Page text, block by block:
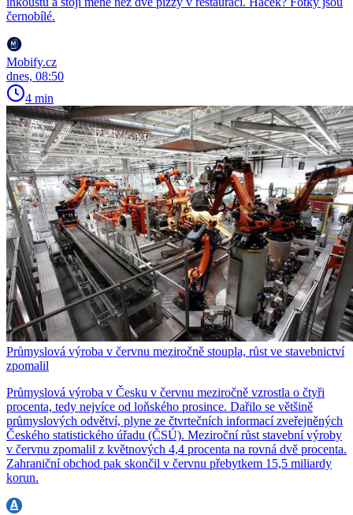
černobílé.
Mobify.cz
dnes, 08:50
4 min
Průmyslová výroba v červnu meziročně stoupla, růst ve stavebnictví
zpomalil
Průmyslová výroba v Česku v červnu meziročně vzrostla o čtyři
procenta, tedy nejvíce od loňského prosince. Dařilo se většině
průmyslových odvětví, plyne ze čtvrtečních informací zveřejněných
Českého statistického úřadu (ČSÚ). Meziroční růst stavební výroby
v červnu zpomalil z květnových 4,4 procenta na rovná dvě procenta.
Zahraniční obchod pak skončil v červnu přebytkem 15,5 miliardy
korun.